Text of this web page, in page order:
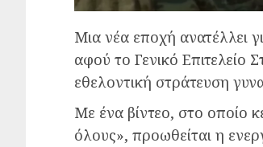
Μια νέα εποχή ανατέλλει
αφού το Γενικό
εθελοντική στράτευση
Με ένα βίντεο, στο οποίο
όλους», προωθείται η